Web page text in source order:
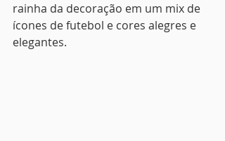
rainha da decoração em um mix de
ícones de futebol e cores alegres e
elegantes.